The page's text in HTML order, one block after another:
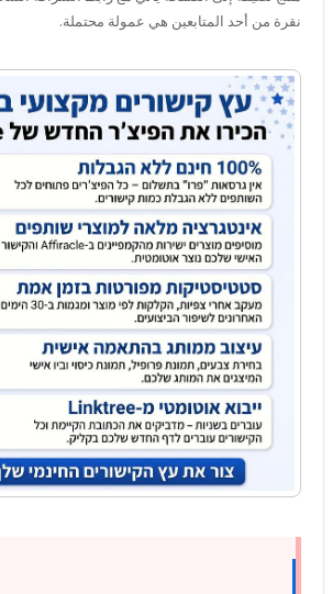
نقرة من أحد المتابعين هي عمولة محتملة.